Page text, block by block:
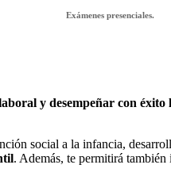
Exámenes presenciales.
y desempeñar con éxito
social a la infancia,
. Además, te permitirá